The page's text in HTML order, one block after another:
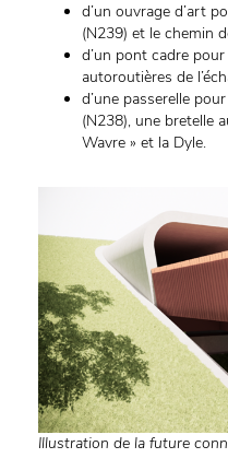
d’un ouvrage d’art
(N239) et le chemin
d’un pont cadre
autoroutières de
d’une passerelle
(N238), une bretelle
Wavre » et la Dyle.
Illustration de la future